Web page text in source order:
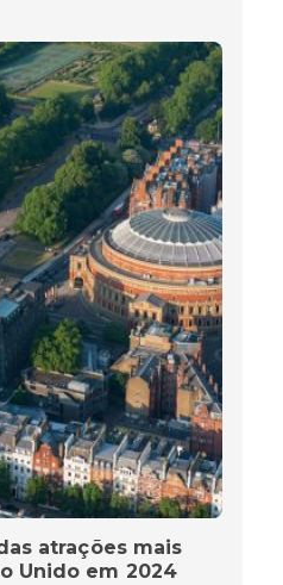
atrações mais
Unido em 2024